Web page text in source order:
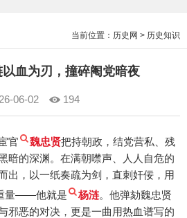
当前位置： 历史网 > 历史知识
血为刃，撞碎阉党暗夜
06-02 194
官 魏忠贤把持朝政，结党营私、残
暗的深渊。在满朝噤声、人人自危的
出，以一纸奏疏为剑，直刺奸佞，用
量——他就是
杨涟。他弹劾魏忠贤
邪恶的对决，更是一曲用热血谱写的